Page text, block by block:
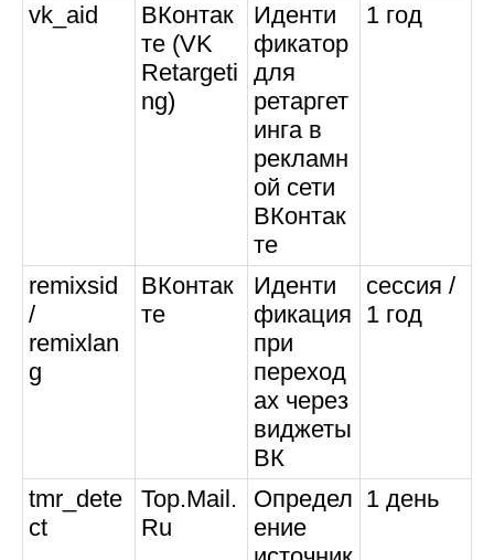
vk_aid
ВКонтак
те (VK
Retargeti
ng)
Иденти
фикатор
для
ретаргет
инга в
рекламн
ой сети
ВКонтак
те
1 год
remixsid
/
remixlan
g
ВКонтак
те
Иденти
фикация
при
переход
ах через
виджеты
ВК
сессия /
1 год
tmr_dete
ct
Top.Mail.
Ru
Определ
ение
1 день